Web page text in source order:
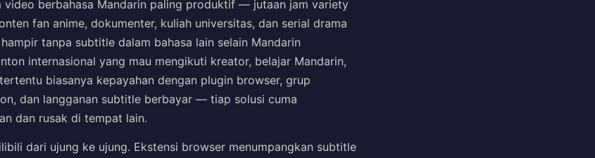
video berbahasa Mandarin paling produktif — jutaan jam variety
fan anime, dokumenter, kuliah universitas, dan serial drama
tanpa subtitle dalam bahasa lain selain Mandarin
internasional yang mau mengikuti kreator, belajar Mandarin,
biasanya kepayahan dengan plugin browser, grup
dan langganan subtitle berbayar — tiap solusi cuma
dan rusak di tempat lain.
dari ujung ke ujung. Ekstensi browser menumpangkan subtitle